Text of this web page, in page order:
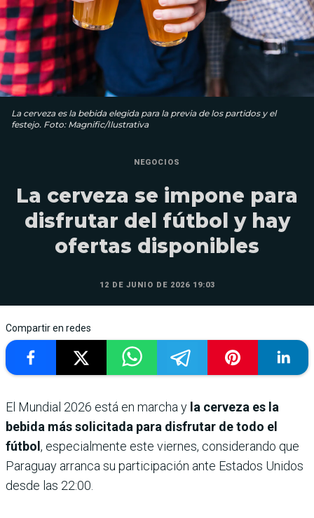
La cerveza es la bebida elegida para la previa de los partidos y el
festejo. Foto: Magnific/Ilustrativa
NEGOCIOS
La cerveza se impone para
disfrutar del fútbol y hay
ofertas disponibles
12 DE JUNIO DE 2026 19:03
Compartir en redes
El Mundial 2026 está en marcha y la cerveza es la
bebida más solicitada para disfrutar de todo el
fútbol, especialmente este viernes, considerando que
Paraguay arranca su participación ante Estados Unidos
desde las 22:00.